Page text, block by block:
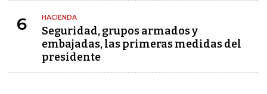
6 HACIENDA
Seguridad, grupos armados y
embajadas, las primeras medidas del
presidente